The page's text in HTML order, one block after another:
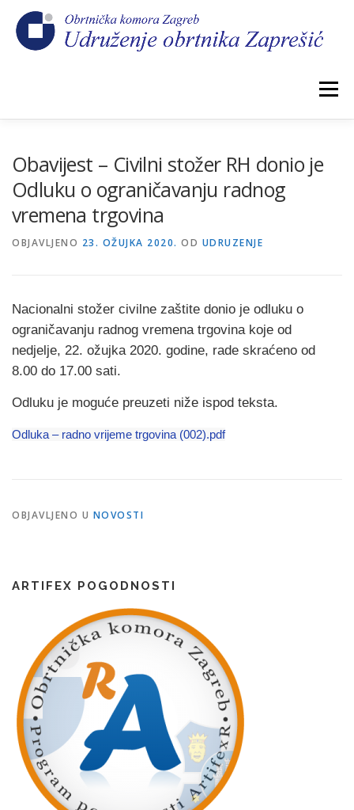
sadržaj
Izbornik
Obavijest – Civilni stožer RH donio je
Odluku o ograničavanju radnog
vremena trgovina
OBJAVLJENO 23. OŽUJKA 2020. OD UDRUZENJE
Nacionalni stožer civilne zaštite donio je odluku o
ograničavanju radnog vremena trgovina koje od
nedjelje, 22. ožujka 2020. godine, rade skraćeno od
8.00 do 17.00 sati.
Odluku je moguće preuzeti niže ispod teksta.
Odluka – radno vrijeme trgovina (002).pdf
OBJAVLJENO U NOVOSTI
ARTIFEX POGODNOSTI